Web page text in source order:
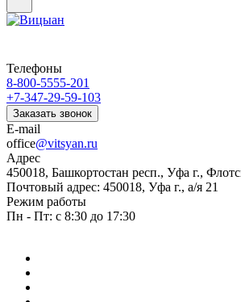
Телефоны
8-800-5555-201
+7-347-29-59-103
Заказать звонок
E-mail
office@vitsyan.ru
Адрес
450018, Башкортостан респ., Уфа г.,
Почтовый адрес: 450018, Уфа г., а/я 21
Режим работы
Пн - Пт: с 8:30 до 17:30